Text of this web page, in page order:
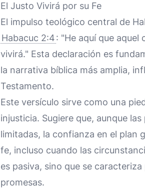
El Justo Vivirá por su Fe
El impulso teológico central de
Habacuc 2:4: "He aquí que aquel
vivirá." Esta declaración es
la narrativa bíblica más amplia,
Testamento.
Este versículo sirve como una
injusticia. Sugiere que, aunque
limitadas, la confianza en el plan
fe, incluso cuando las
es pasiva, sino que se
promesas.